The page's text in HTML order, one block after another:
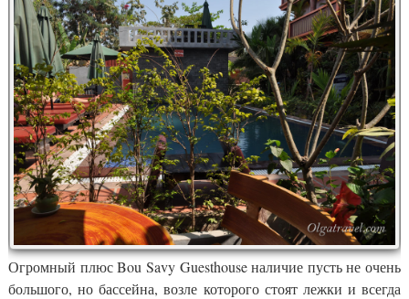
Огромный плюс Bou Savy Guesthouse наличие пусть не очень
большого, но бассейна, возле которого стоят лежки и всегда